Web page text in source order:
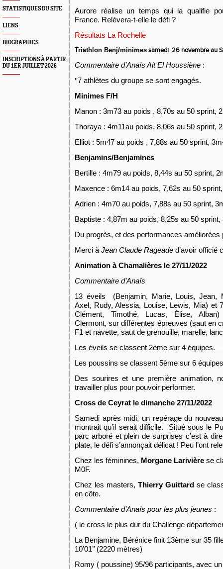
STATISTIQUES DU SITE
LIENS
BIOGRAPHIES
INSCRIPTIONS À PARTIR
DU 1ER JUILLET 2026
Aurore réalise un temps qui la qualifie
France. Relèvera-t-elle le défi ?
Résultats La Rochelle
Triathlon Benj/minimes samedi 26 novembre auS
Commentaire d’Anaïs Ait El Houssiène :
''7 athlètes du groupe se sont engagés.
Minimes F/H
Manon : 3m73 au poids , 8,70s au 50 sprint,
Thoraya : 4m11au poids, 8,06s au 50 sprint,
Elliot : 5m47 au poids , 7,88s au 50 sprint,
Benjamins/Benjamines
Bertille : 4m79 au poids, 8,44s au 50 sprint,
Maxence : 6m14 au poids, 7,62s au 50
Adrien : 4m70 au poids, 7,88s au 50 sprint,
Baptiste : 4,87m au poids, 8,25s au 50
Du progrès, et des performances
Merci à Jean Claude Rageade d’avoir officié
Animation à Chamalières le 27/11/2022
Commentaire d’Anaïs
13 éveils (Benjamin, Marie, Louis, Jean,
Axel, Rudy, Alessia, Louise, Lewis, Mia) et
Clément, Timothé, Lucas, Élise, Alban)
Clermont, sur différentes épreuves (saut en
F1 et navette, saut de grenouille, marelle,
Les éveils se classent 2ème sur 4 équipes.
Les poussins se classent 5ème sur 6
Des sourires et une première animation,
travailler plus pour pouvoir performer.
Cross de Ceyrat le dimanche 27/11/2022
Samedi après midi, un repérage du
montrait qu’il serait difficile. Situé sous le
parc arboré et plein de surprises c’est à
plate, le défi s’annonçait délicat ! Peu l’ont
Chez les féminines, Morgane Larivière se
M0F.
Chez les masters, Thierry Guittard se
en côte.
Commentaire d’Anaïs pour les plus jeunes :
( le cross le plus dur du Challenge
La Benjamine, Bérénice finit 13ème sur 35
10’01’’ (2220 mètres)
Romy ( poussine) 95/96 participants, avec un